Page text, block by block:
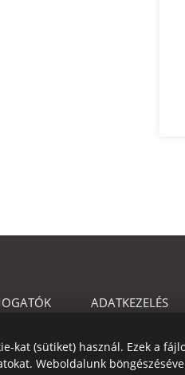
kat (sütiket) használ. Ezek a
Weboldalunk
ADATKEZELÉS